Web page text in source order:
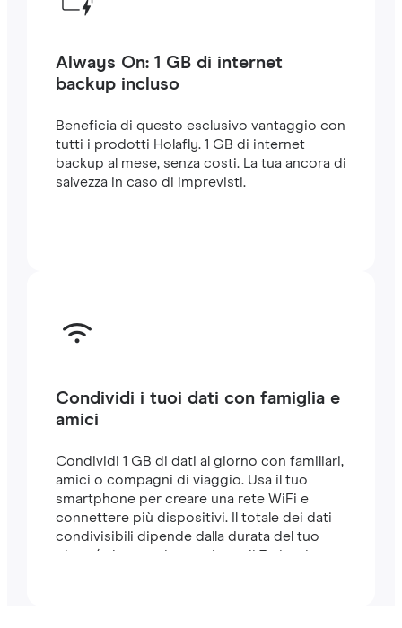
Always On: 1 GB di internet
backup incluso
Beneficia di questo esclusivo vantaggio con
tutti i prodotti Holafly. 1 GB di internet
backup al mese, senza costi. La tua ancora di
salvezza in caso di imprevisti.
Condividi i tuoi dati con famiglia e
amici
Condividi 1 GB di dati al giorno con familiari,
amici o compagni di viaggio. Usa il tuo
smartphone per creare una rete WiFi e
connettere più dispositivi. Il totale dei dati
condivisibili dipende dalla durata del tuo
piano (ad esempio, un piano di 7 giorni